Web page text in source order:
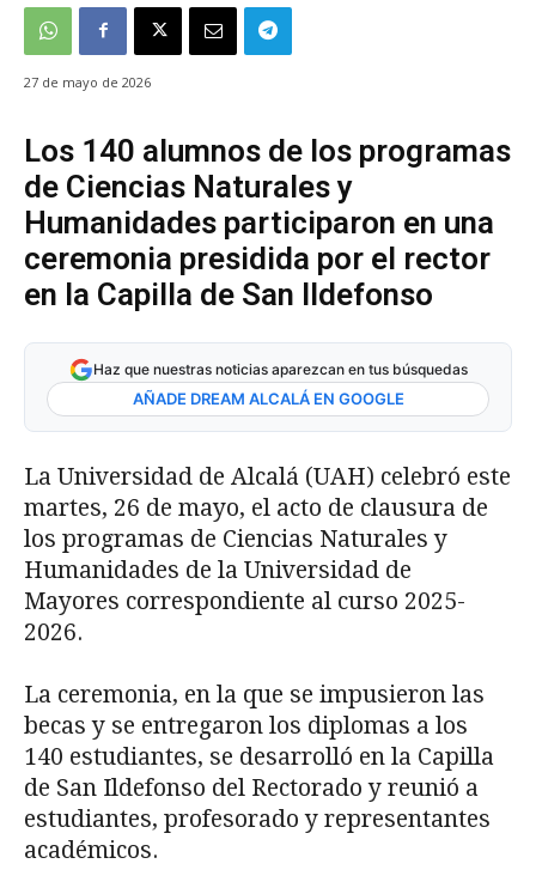
27 de mayo de 2026
Los 140 alumnos de los programas
de Ciencias Naturales y
Humanidades participaron en una
ceremonia presidida por el rector
en la Capilla de San Ildefonso
Haz que nuestras noticias aparezcan en tus búsquedas
AÑADE DREAM ALCALÁ EN GOOGLE
La Universidad de Alcalá (UAH) celebró este
martes, 26 de mayo, el acto de clausura de
los programas de Ciencias Naturales y
Humanidades de la Universidad de
Mayores correspondiente al curso 2025-
2026.
La ceremonia, en la que se impusieron las
becas y se entregaron los diplomas a los
140 estudiantes, se desarrolló en la Capilla
de San Ildefonso del Rectorado y reunió a
estudiantes, profesorado y representantes
académicos.